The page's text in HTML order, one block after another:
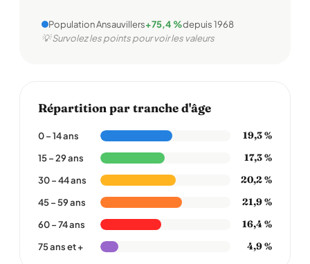
Population Ansauvillers+75,4 %depuis 1968
💡 Survolez les points pour voir les valeurs
Répartition par tranche d'âge
0 – 14 ans 19,3 %
15 – 29 ans 17,3 %
30 – 44 ans 20,2 %
45 – 59 ans 21,9 %
60 – 74 ans 16,4 %
75 ans et + 4,9 %